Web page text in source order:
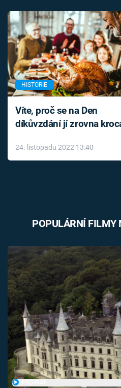
HISTORIE
Víte, proč se na Den
díkůvzdání jí zrovna
24. listopadu 2022 13:40
POPULÁRNÍ FILMY